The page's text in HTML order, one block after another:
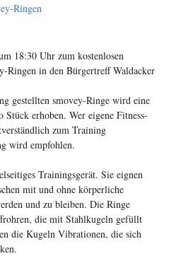
Ringen
18:30 Uhr zum kostenlosen
Ringen in den Bürgertreff Waldacker
gestellten smovey-Ringe wird eine
erhoben. Wer eigene Fitness-
zum Training
wird empfohlen.
Trainingsgerät. Sie eignen
mit und ohne körperliche
und zu bleiben. Die Ringe
die mit Stahlkugeln gefüllt
die Kugeln Vibrationen, die sich